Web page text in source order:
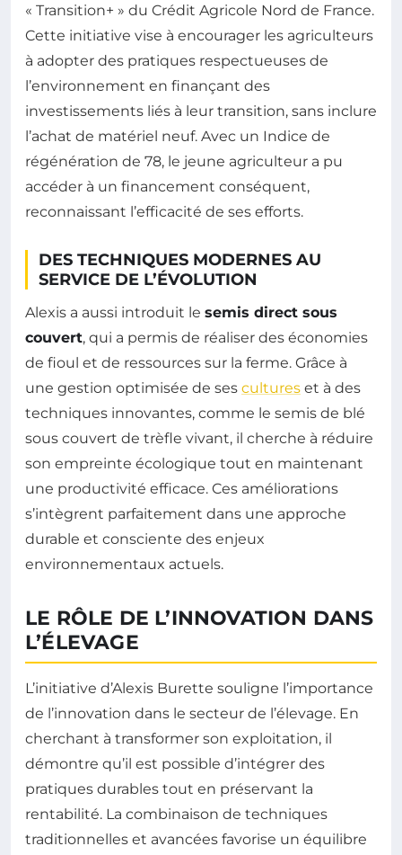
« Transition+ » du Crédit Agricole Nord de France.
Cette initiative vise à encourager les agriculteurs
à adopter des pratiques respectueuses de
l’environnement en finançant des
investissements liés à leur transition, sans inclure
l’achat de matériel neuf. Avec un Indice de
régénération de 78, le jeune agriculteur a pu
accéder à un financement conséquent,
reconnaissant l’efficacité de ses efforts.
DES TECHNIQUES MODERNES AU
SERVICE DE L’ÉVOLUTION
Alexis a aussi introduit le semis direct sous
couvert, qui a permis de réaliser des économies
de fioul et de ressources sur la ferme. Grâce à
une gestion optimisée de ses cultures et à des
techniques innovantes, comme le semis de blé
sous couvert de trèfle vivant, il cherche à réduire
son empreinte écologique tout en maintenant
une productivité efficace. Ces améliorations
s’intègrent parfaitement dans une approche
durable et consciente des enjeux
environnementaux actuels.
LE RÔLE DE L’INNOVATION DANS
L’ÉLEVAGE
L’initiative d’Alexis Burette souligne l’importance
de l’innovation dans le secteur de l’élevage. En
cherchant à transformer son exploitation, il
démontre qu’il est possible d’intégrer des
pratiques durables tout en préservant la
rentabilité. La combinaison de techniques
traditionnelles et avancées favorise un équilibre